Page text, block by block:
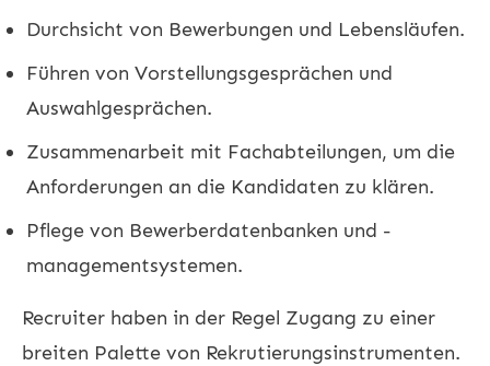
Durchsicht von Bewerbungen und Lebensläufen.
Führen von Vorstellungsgesprächen und
Auswahlgesprächen.
Zusammenarbeit mit Fachabteilungen, um die
Anforderungen an die Kandidaten zu klären.
Pflege von Bewerberdatenbanken und -
managementsystemen.
Recruiter haben in der Regel Zugang zu einer
breiten Palette von Rekrutierungsinstrumenten.